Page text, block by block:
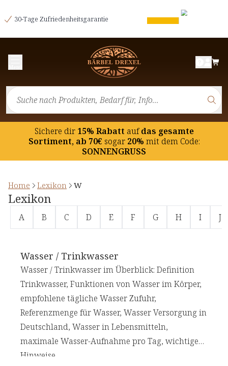
30-Tage Zufriedenheitsgarantie
Sichere dir15% Rabatt aufdas gesamte
Sortiment, ab 70€ sogar20% mit dem Code:
SONNENGRUSS
Home Lexikon W
Lexikon
A B C D E F G H I J
Wasser / Trinkwasser
Wasser / Trinkwasser im Überblick: Definition
Trinkwasser, Funktionen von Wasser im Körper,
empfohlene tägliche Wasser Zufuhr,
Referenzmenge für Wasser, Wasser Versorgung in
Deutschland, Wasser in Lebensmitteln,
maximale Wasser-Aufnahme pro Tag, wichtige
Hinweise.